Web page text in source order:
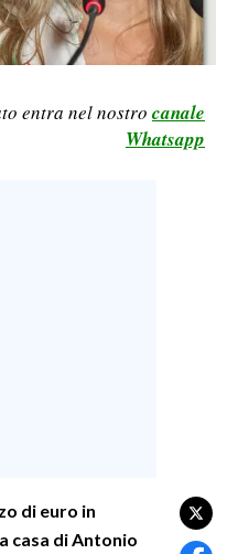
entra nel nostro canale
Whatsapp
di euro in
casa di Antonio